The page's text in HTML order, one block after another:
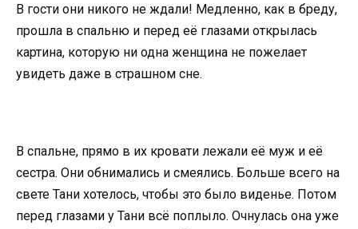
В гости они никого не ждали! Медленно, как в бреду,
прошла в спальню и перед её глазами открылась
картина, которую ни одна женщина не пожелает
увидеть даже в страшном сне.
В спальне, прямо в их кровати лежали её муж и её
сестра. Они обнимались и смеялись. Больше всего на
свете Тани хотелось, чтобы это было виденье. Потом
перед глазами у Тани всё поплыло. Очнулась она уже